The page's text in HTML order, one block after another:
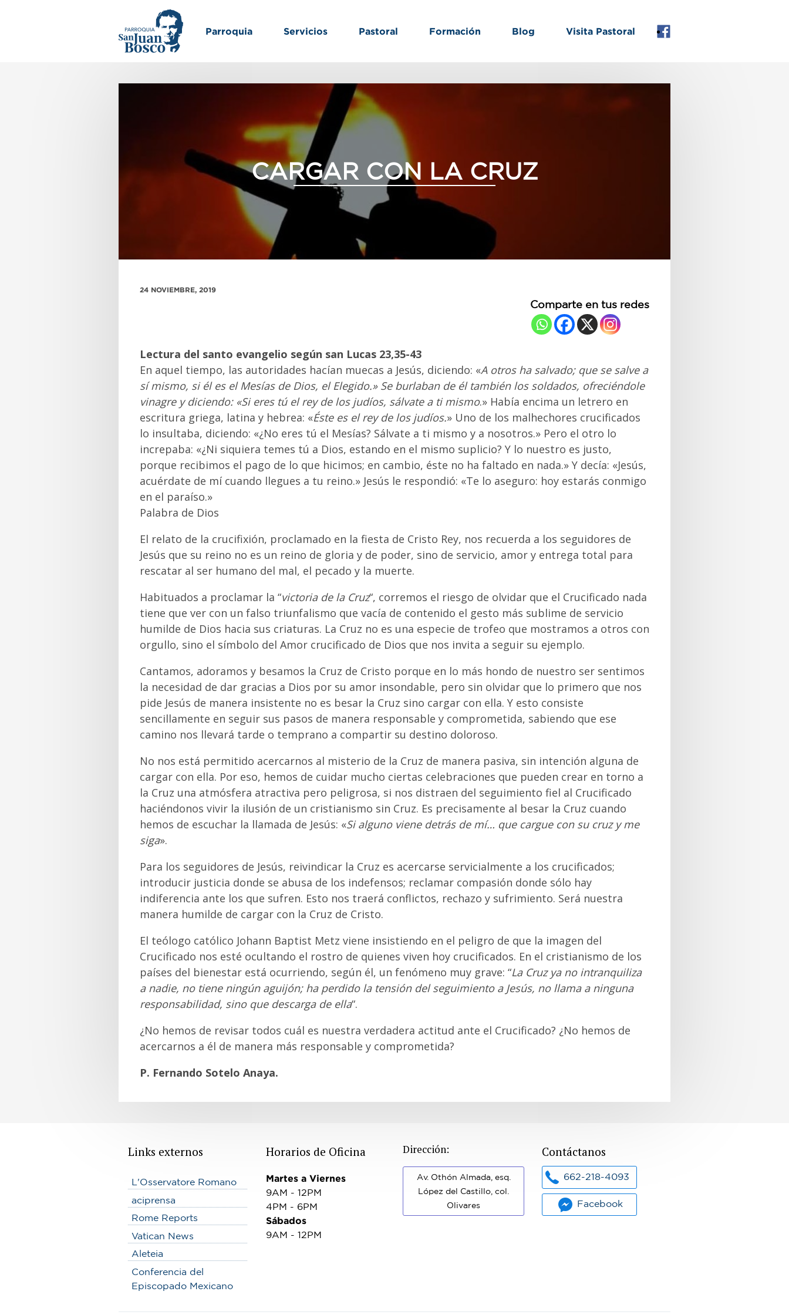
Parroquia
Servicios Pastoral Formación Blog Visita Pastoral Facebook
CARGAR CON LA CRUZ
24 NOVIEMBRE, 2019
Comparte en tus redes
Lectura del santo evangelio según san Lucas 23,35-43
En aquel tiempo, las autoridades hacían muecas a Jesús, diciendo: «A otros ha salvado; que se salve a
sí mismo, si él es el Mesías de Dios, el Elegido.» Se burlaban de él también los soldados, ofreciéndole
vinagre y diciendo: «Si eres tú el rey de los judíos, sálvate a ti mismo.» Había encima un letrero en
escritura griega, latina y hebrea: «Éste es el rey de los judíos.» Uno de los malhechores crucificados
lo insultaba, diciendo: «¿No eres tú el Mesías? Sálvate a ti mismo y a nosotros.» Pero el otro lo
increpaba: «¿Ni siquiera temes tú a Dios, estando en el mismo suplicio? Y lo nuestro es justo,
porque recibimos el pago de lo que hicimos; en cambio, éste no ha faltado en nada.» Y decía: «Jesús,
acuérdate de mí cuando llegues a tu reino.» Jesús le respondió: «Te lo aseguro: hoy estarás conmigo
en el paraíso.»
Palabra de Dios
El relato de la crucifixión, proclamado en la fiesta de Cristo Rey, nos recuerda a los seguidores de
Jesús que su reino no es un reino de gloria y de poder, sino de servicio, amor y entrega total para
rescatar al ser humano del mal, el pecado y la muerte.
Habituados a proclamar la “victoria de la Cruz“, corremos el riesgo de olvidar que el Crucificado nada
tiene que ver con un falso triunfalismo que vacía de contenido el gesto más sublime de servicio
humilde de Dios hacia sus criaturas. La Cruz no es una especie de trofeo que mostramos a otros con
orgullo, sino el símbolo del Amor crucificado de Dios que nos invita a seguir su ejemplo.
Cantamos, adoramos y besamos la Cruz de Cristo porque en lo más hondo de nuestro ser sentimos
la necesidad de dar gracias a Dios por su amor insondable, pero sin olvidar que lo primero que nos
pide Jesús de manera insistente no es besar la Cruz sino cargar con ella. Y esto consiste
sencillamente en seguir sus pasos de manera responsable y comprometida, sabiendo que ese
camino nos llevará tarde o temprano a compartir su destino doloroso.
No nos está permitido acercarnos al misterio de la Cruz de manera pasiva, sin intención alguna de
cargar con ella. Por eso, hemos de cuidar mucho ciertas celebraciones que pueden crear en torno a
la Cruz una atmósfera atractiva pero peligrosa, si nos distraen del seguimiento fiel al Crucificado
haciéndonos vivir la ilusión de un cristianismo sin Cruz. Es precisamente al besar la Cruz cuando
hemos de escuchar la llamada de Jesús: «Si alguno viene detrás de mí… que cargue con su cruz y me
siga».
Para los seguidores de Jesús, reivindicar la Cruz es acercarse servicialmente a los crucificados;
introducir justicia donde se abusa de los indefensos; reclamar compasión donde sólo hay
indiferencia ante los que sufren. Esto nos traerá conflictos, rechazo y sufrimiento. Será nuestra
manera humilde de cargar con la Cruz de Cristo.
El teólogo católico Johann Baptist Metz viene insistiendo en el peligro de que la imagen del
Crucificado nos esté ocultando el rostro de quienes viven hoy crucificados. En el cristianismo de los
países del bienestar está ocurriendo, según él, un fenómeno muy grave: “La Cruz ya no intranquiliza
a nadie, no tiene ningún aguijón; ha perdido la tensión del seguimiento a Jesús, no llama a ninguna
responsabilidad, sino que descarga de ella“.
¿No hemos de revisar todos cuál es nuestra verdadera actitud ante el Crucificado? ¿No hemos de
acercarnos a él de manera más responsable y comprometida?
P. Fernando Sotelo Anaya.
Links externos
L'Osservatore Romano
aciprensa
Rome Reports
Vatican News
Aleteia
Conferencia del
Episcopado Mexicano
Horarios de Oficina
Martes a Viernes
9AM - 12PM
4PM - 6PM
Sábados
9AM - 12PM
Dirección:
Av. Othón Almada, esq.
López del Castillo, col.
Olivares
Contáctanos
662-218-4093
Facebook